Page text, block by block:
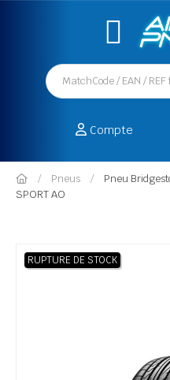
Compte
Pneus
Pneu
SPORT AO
RUPTURE DE STOCK